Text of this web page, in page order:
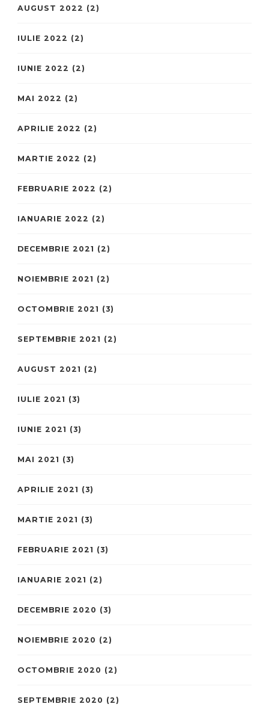
AUGUST 2022 (2)
IULIE 2022 (2)
IUNIE 2022 (2)
MAI 2022 (2)
APRILIE 2022 (2)
MARTIE 2022 (2)
FEBRUARIE 2022 (2)
IANUARIE 2022 (2)
DECEMBRIE 2021 (2)
NOIEMBRIE 2021 (2)
OCTOMBRIE 2021 (3)
SEPTEMBRIE 2021 (2)
AUGUST 2021 (2)
IULIE 2021 (3)
IUNIE 2021 (3)
MAI 2021 (3)
APRILIE 2021 (3)
MARTIE 2021 (3)
FEBRUARIE 2021 (3)
IANUARIE 2021 (2)
DECEMBRIE 2020 (3)
NOIEMBRIE 2020 (2)
OCTOMBRIE 2020 (2)
SEPTEMBRIE 2020 (2)